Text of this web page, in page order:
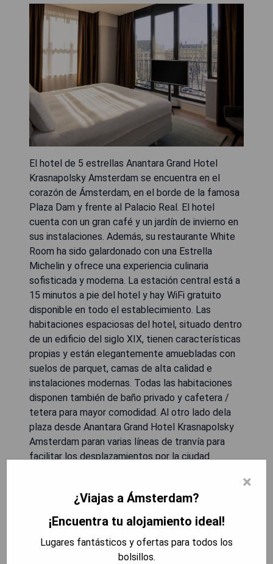
El hotel de 5 estrellas Anantara Grand Hotel
Krasnapolsky Amsterdam se encuentra en el
corazón de Ámsterdam, en el borde de la famosa
Plaza Dam y frente al Palacio Real. El hotel
cuenta con un gran café y un jardín de invierno en
sus instalaciones. Además, su restaurante White
Room ha sido galardonado con una Estrella
Michelin y ofrece una experiencia culinaria
sofisticada y moderna. La estación central está a
15 minutos a pie del hotel y hay WiFi gratuito
disponible en todo el establecimiento. Las
habitaciones espaciosas del hotel, situado dentro
de un edificio del siglo XIX, tienen características
propias y están elegantemente amuebladas con
suelos de parquet, camas de alta calidad e
instalaciones modernas. Todas las habitaciones
disponen también de baño privado y cafetera /
tetera para mayor comodidad. Al otro lado dela
plaza desde Anantara Grand Hotel Krasnapolsky
Amsterdam paran varias líneas de tranvía para
facilitar los desplazamientos por la ciudad
• Ubicación céntrica privilegiada
• Restaurante galardonado con Estrella Michelin
• Habitaciones espaciosas con características
×
¿Viajas a Ámsterdam?
¡Encuentra tu alojamiento ideal!
Lugares fantásticos y ofertas para todos los
bolsillos.